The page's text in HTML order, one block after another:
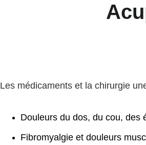
Les médicaments et la chirurgie
Douleurs du dos, du cou, des
Fibromyalgie et douleurs